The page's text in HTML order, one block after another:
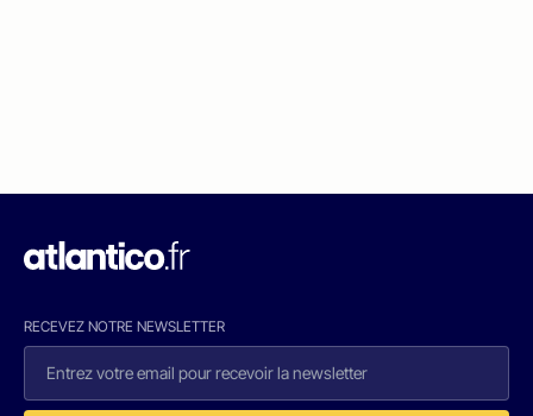
RECEVEZ NOTRE NEWSLETTER